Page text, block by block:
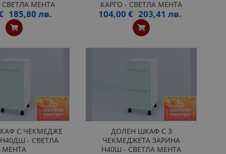
СВЕТЛА МЕНТА
185,80 лв.
КАРГО - СВЕТЛА МЕНТА
104,00 € 203,41 лв.
С ЧЕКМЕДЖЕ
- СВЕТЛА
МЕНТА
ДОЛЕН ШКАФ С 3
ЧЕКМЕДЖЕТА ЗАРИНА
H40Ш - СВЕТЛА МЕНТА